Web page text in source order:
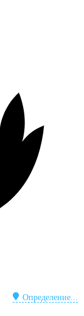
Определение...